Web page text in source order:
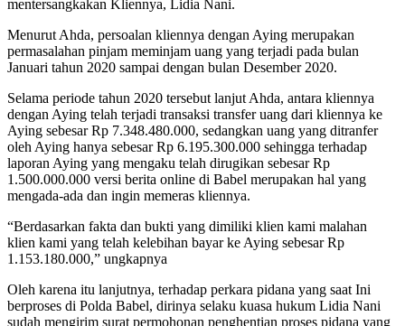
mentersangkakan Kliennya, Lidia Nani.
Menurut Ahda, persoalan kliennya dengan Aying merupakan
permasalahan pinjam meminjam uang yang terjadi pada bulan
Januari tahun 2020 sampai dengan bulan Desember 2020.
Selama periode tahun 2020 tersebut lanjut Ahda, antara kliennya
dengan Aying telah terjadi transaksi transfer uang dari kliennya ke
Aying sebesar Rp 7.348.480.000, sedangkan uang yang ditranfer
oleh Aying hanya sebesar Rp 6.195.300.000 sehingga terhadap
laporan Aying yang mengaku telah dirugikan sebesar Rp
1.500.000.000 versi berita online di Babel merupakan hal yang
mengada-ada dan ingin memeras kliennya.
“Berdasarkan fakta dan bukti yang dimiliki klien kami malahan
klien kami yang telah kelebihan bayar ke Aying sebesar Rp
1.153.180.000,” ungkapnya
Oleh karena itu lanjutnya, terhadap perkara pidana yang saat Ini
berproses di Polda Babel, dirinya selaku kuasa hukum Lidia Nani
sudah mengirim surat permohonan penghentian proses pidana yang